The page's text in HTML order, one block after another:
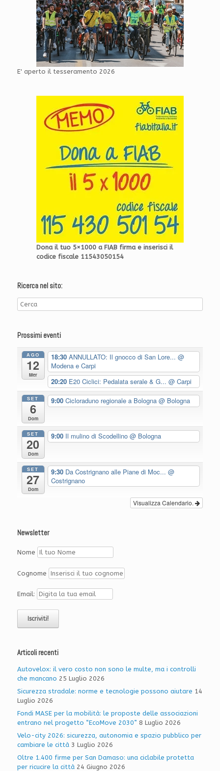
E' aperto il tesseramento 2026
Dona il tuo 5×1000 a FIAB firma e inserisci il
codice fiscale 11543050154
Ricerca nel sito:
Prossimi eventi
AGO
12
Mer
18:30 ANNULLATO: Il gnocco di San Lore... @
Modena e Carpi
20:20 E20 Ciclici: Pedalata serale & G... @ Carpi
SET
6
Dom
9:00 Cicloraduno regionale a Bologna @ Bologna
SET
20
Dom
9:00 Il mulino di Scodellino @ Bologna
SET
27
Dom
9:30 Da Costrignano alle Piane di Moc... @
Costrignano
Visualizza Calendario.
Newsletter
Nome
Cognome
Email:
Articoli recenti
Autovelox: il vero costo non sono le multe, ma i controlli
che mancano 25 Luglio 2026
Sicurezza stradale: norme e tecnologie possono aiutare 14
Luglio 2026
Fondi MASE per la mobilità: le proposte delle associazioni
entrano nel progetto “EcoMove 2030” 8 Luglio 2026
Velo-city 2026: sicurezza, autonomia e spazio pubblico per
cambiare le città 3 Luglio 2026
Oltre 1.400 firme per San Damaso: una ciclabile protetta
per ricucire la città 24 Giugno 2026